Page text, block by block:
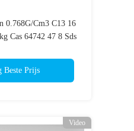
0.768G/Cm3 C13 16
Cas 64742 47 8 Sds
Beste Prijs
Video